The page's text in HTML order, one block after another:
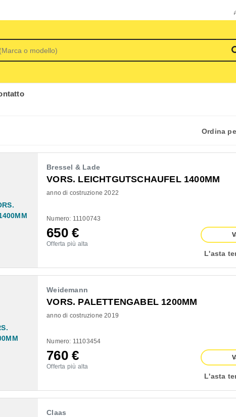
Ordina
Bressel & Lade
VORS. LEICHTGUTSCHAUFEL 1400MM
anno di costruzione 2022
Numero: 11100743
650 €
Offerta più alta
L'asta
Weidemann
VORS. PALETTENGABEL 1200MM
anno di costruzione 2019
Numero: 11103454
760 €
Offerta più alta
L'asta
Claas